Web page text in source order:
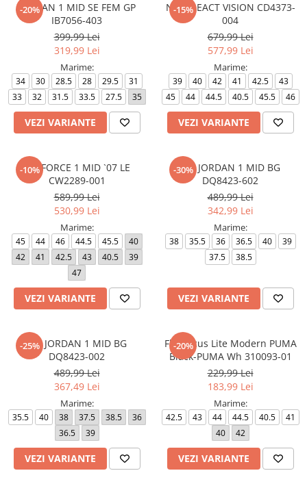
-20%
JORDAN 1 MID SE FEM GP
IB7056-403
399,99 Lei
319,99 Lei
Marime:
34 30 28.5 28 29.5
31
33
32 31.5 33.5 27.5 35
VEZI VARIANTE
-15%
NIKE REACT VISION CD4373-
004
679,99 Lei
577,99 Lei
Marime:
39 40 42 41 42.5
43
45
44 44.5 40.5 45.5 46
VEZI VARIANTE
-10%
AIR FORCE 1 MID `07 LE
CW2289-001
589,99 Lei
530,99 Lei
Marime:
45 44 46 44.5 45.5
40
42
41 42.5 43 40.5
39
47
VEZI VARIANTE
-30%
AIR JORDAN 1 MID BG
DQ8423-602
489,99 Lei
342,99 Lei
Marime:
38 35.5 36 36.5 40
39
37.5
38.5
VEZI VARIANTE
-25%
AIR JORDAN 1 MID BG
DQ8423-002
489,99 Lei
367,49 Lei
Marime:
35.5 40 38 37.5 38.5
36
36.5
39
VEZI VARIANTE
-20%
FlexFocus Lite Modern PUMA
Black-PUMA Wh 310093-01
229,99 Lei
183,99 Lei
Marime:
42.5 43 44 44.5 40.5
41
40
42
VEZI VARIANTE